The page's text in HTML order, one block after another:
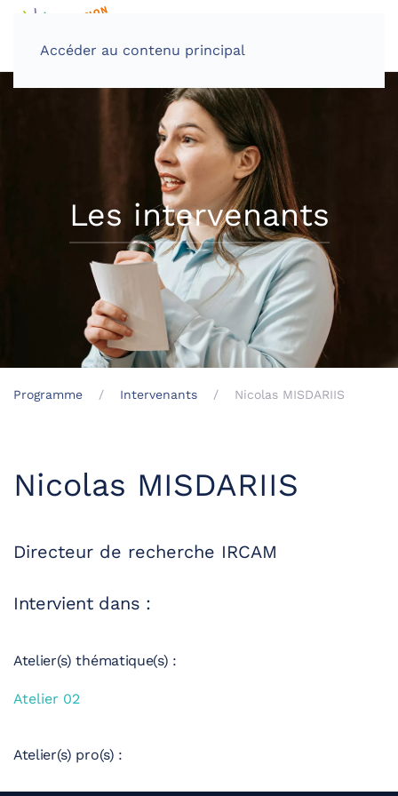
Accéder au contenu principal
Les intervenants
Programme Intervenants Nicolas MISDARIIS
Nicolas MISDARIIS
Directeur de recherche IRCAM
Intervient dans :
Atelier(s) thématique(s) :
Atelier 02
Atelier(s) pro(s) :